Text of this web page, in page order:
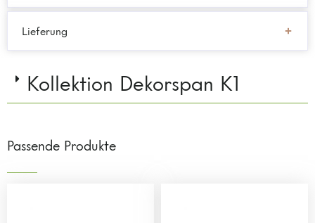
Lieferung
Kollektion Dekorspan K1
Passende Produkte